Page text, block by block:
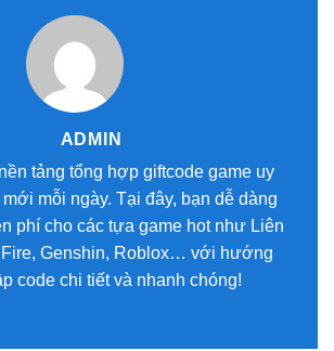
ADMIN
tảng tổng hợp giftcode game uy
mỗi ngày. Tại đây, bạn dễ dàng
phí cho các tựa game hot như Liên
Fire, Genshin, Roblox… với hướng
code chi tiết và nhanh chóng!